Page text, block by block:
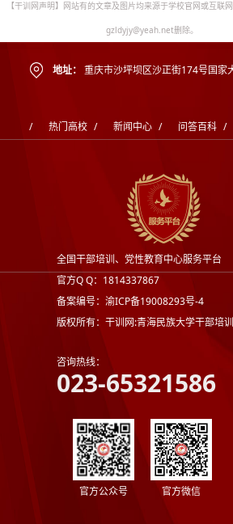
【干训网声明】网站有的文章及图片均来源于学校官网或互联
gzldyjy@yeah.net删除。
地址： 重庆市沙坪坝区沙正街174号国家
/ 热门高校 / 新闻中心 / 问答百科 /
全国干部培训、党性教育中心服务平台
官方Q Q：1814337867
备案编号：渝ICP备19008293号-4
版权所有：干训网:青海民族大学干部培训
咨询热线：
023-65321586
官方公众号 官方微信